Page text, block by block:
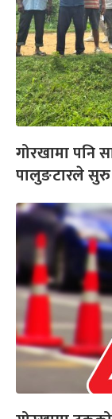
गोरखामा पनि
पालुङटारले सुरु